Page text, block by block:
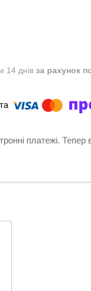
14 днів за рахунок
платежі.